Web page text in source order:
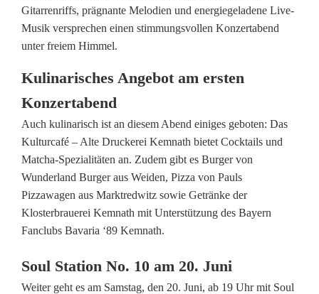
O
p
-
A
i
r
-
o
Gitarrenriffs, prägnante Melodien und energiegeladene Live-
Musik versprechen einen stimmungsvollen Konzertabend
unter freiem Himmel.
Kulinarisches Angebot am ersten
Konzertabend
Auch kulinarisch ist an diesem Abend einiges geboten: Das
Kulturcafé – Alte Druckerei Kemnath bietet Cocktails und
Matcha-Spezialitäten an. Zudem gibt es Burger von
Wunderland Burger aus Weiden, Pizza von Pauls
Pizzawagen aus Marktredwitz sowie Getränke der
Klosterbrauerei Kemnath mit Unterstützung des Bayern
Fanclubs Bavaria ‘89 Kemnath.
Soul Station No. 10 am 20. Juni
Weiter geht es am Samstag, den 20. Juni, ab 19 Uhr mit Soul